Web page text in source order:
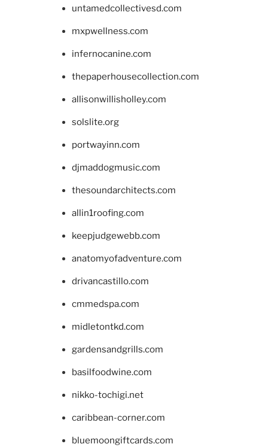
untamedcollectivesd.com
mxpwellness.com
infernocanine.com
thepaperhousecollection.com
allisonwillisholley.com
solslite.org
portwayinn.com
djmaddogmusic.com
thesoundarchitects.com
allin1roofing.com
keepjudgewebb.com
anatomyofadventure.com
drivancastillo.com
cmmedspa.com
midletontkd.com
gardensandgrills.com
basilfoodwine.com
nikko-tochigi.net
caribbean-corner.com
bluemoongiftcards.com